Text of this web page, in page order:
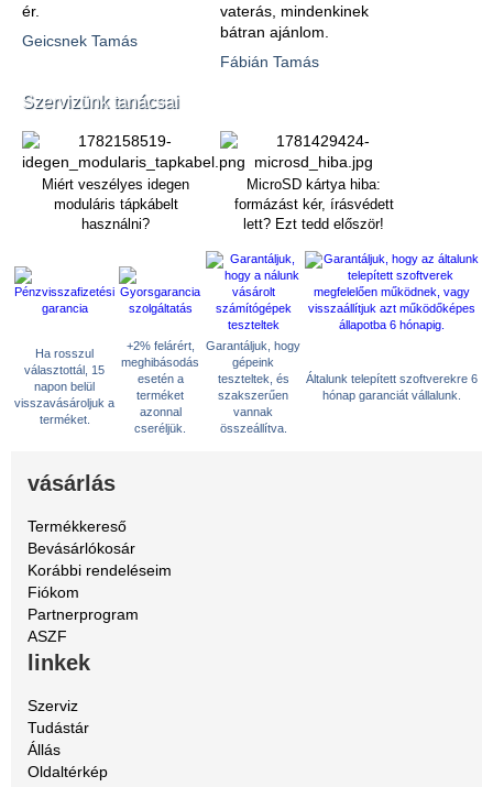
ér.
Geicsnek Tamás
vaterás, mindenkinek
bátran ajánlom.
Fábián Tamás
Szervizünk tanácsai
Miért veszélyes idegen
moduláris tápkábelt
használni?
MicroSD kártya hiba:
formázást kér, írásvédett
lett? Ezt tedd először!
Ha rosszul
választottál, 15
napon belül
visszavásároljuk a
terméket.
+2% felárért,
meghibásodás
esetén a
terméket
azonnal
cseréljük.
Garantáljuk, hogy
gépeink
teszteltek, és
szakszerűen
vannak
összeállítva.
Általunk telepített szoftverekre 6
hónap garanciát vállalunk.
vásárlás
Termékkereső
Bevásárlókosár
Korábbi rendeléseim
Fiókom
Partnerprogram
ASZF
linkek
Szerviz
Tudástár
Állás
Oldaltérkép